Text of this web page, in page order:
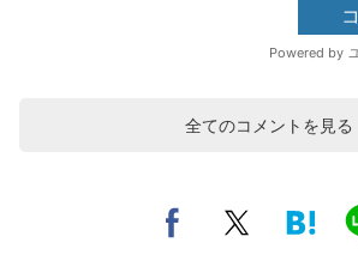
全てのコメントを見る